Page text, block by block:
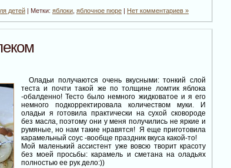
детей | Метки: яблоки яблочное пюре | Нет комментариев »
Оладьи получаются очень вкусными: тонкий слой
теста и почти такой же по толщине ломтик яблока
-обалденно! Тесто было немного жидковатое и я его
немного подкорректировала количеством муки. И
оладьи я готовила практически на сухой сковороде
без масла, поэтому они у меня получились не яркие и
румяные, но нам такие нравятся! Я еще приготовила
карамельный соус -вообще праздник вкуса какой-то!
Мой маленький ассистент уже вовсю творит красоту
без моей просьбы: карамель и сметана на оладьях
полностью ее рук дело:))